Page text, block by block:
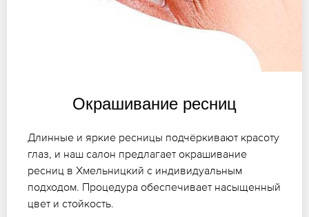
Окрашивание ресниц
Длинные и яркие ресницы подчёркивают красоту
глаз, и наш салон предлагает окрашивание
ресниц в Хмельницкий с индивидуальным
подходом. Процедура обеспечивает насыщенный
цвет и стойкость.